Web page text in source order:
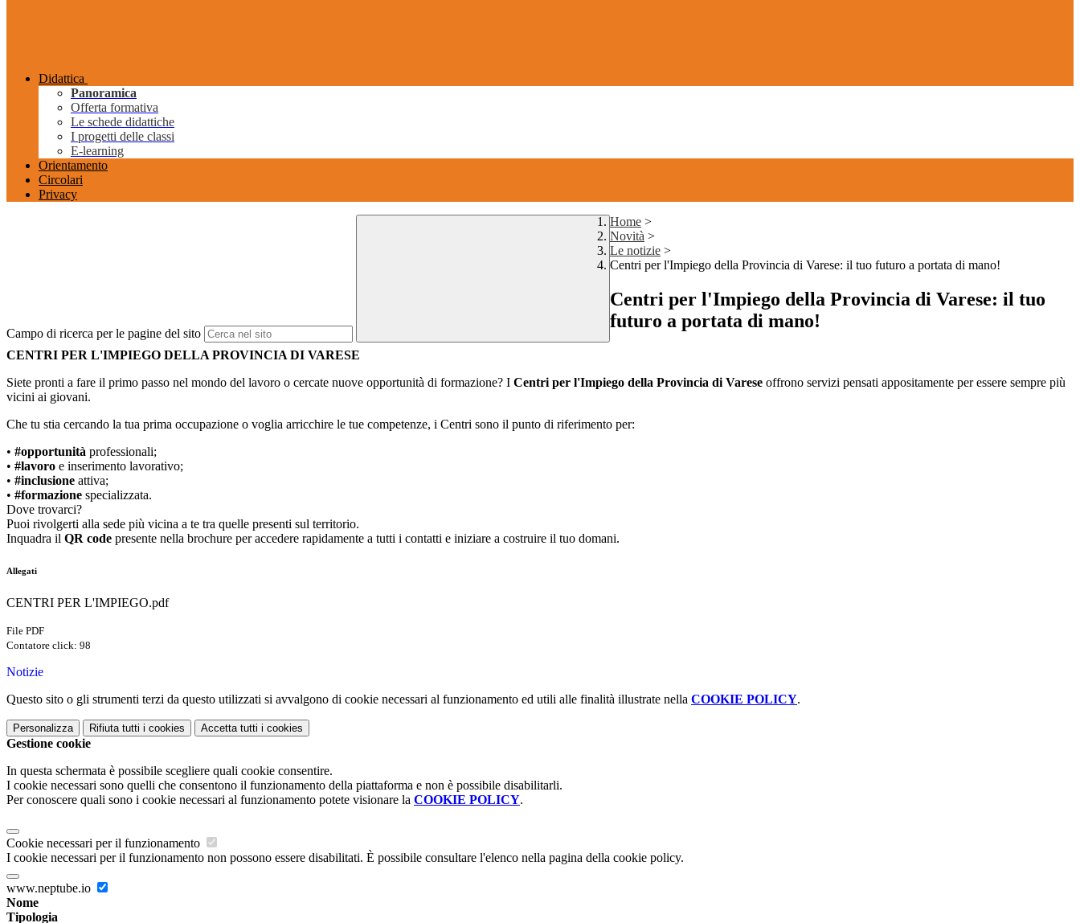
Didattica
Panoramica
Offerta formativa
Le schede didattiche
I progetti delle classi
E-learning
Orientamento
Circolari
Privacy
Campo di ricerca per le pagine del sito
Home >
Novità >
Le notizie >
Centri per l'Impiego della Provincia di Varese: il tuo futuro a portata di mano!
Centri per l'Impiego della Provincia di Varese: il tuo
futuro a portata di mano!
CENTRI PER L'IMPIEGO DELLA PROVINCIA DI VARESE
Siete pronti a fare il primo passo nel mondo del lavoro o cercate nuove opportunità di formazione? I Centri per l'Impiego della Provincia di Varese offrono servizi pensati appositamente per essere sempre più
vicini ai giovani.
Che tu stia cercando la tua prima occupazione o voglia arricchire le tue competenze, i Centri sono il punto di riferimento per:
• #opportunità professionali;
• #lavoro e inserimento lavorativo;
• #inclusione attiva;
• #formazione specializzata.
Dove trovarci?
Puoi rivolgerti alla sede più vicina a te tra quelle presenti sul territorio.
Inquadra il QR code presente nella brochure per accedere rapidamente a tutti i contatti e iniziare a costruire il tuo domani.
Allegati
CENTRI PER L'IMPIEGO.pdf
File PDF
Contatore click: 98
Notizie
Questo sito o gli strumenti terzi da questo utilizzati si avvalgono di cookie necessari al funzionamento ed utili alle finalità illustrate nella COOKIE POLICY.
Personalizza Rifiuta tutti i cookies Accetta tutti i cookies
Gestione cookie
In questa schermata è possibile scegliere quali cookie consentire.
I cookie necessari sono quelli che consentono il funzionamento della piattaforma e non è possibile disabilitarli.
Per conoscere quali sono i cookie necessari al funzionamento potete visionare la COOKIE POLICY.
Cookie necessari per il funzionamento
I cookie necessari per il funzionamento non possono essere disabilitati. È possibile consultare l'elenco nella pagina della cookie policy.
www.neptube.io
Nome
Tipologia